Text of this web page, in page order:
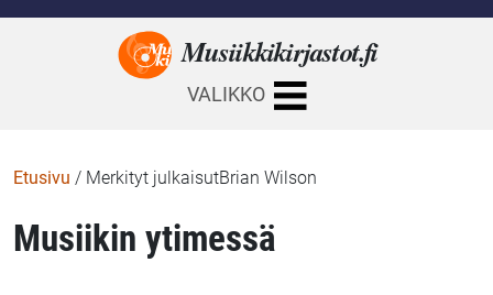
Musiikkikirjastot.fi
VALIKKO
Etusivu / Merkityt julkaisutBrian Wilson
Musiikin ytimessä